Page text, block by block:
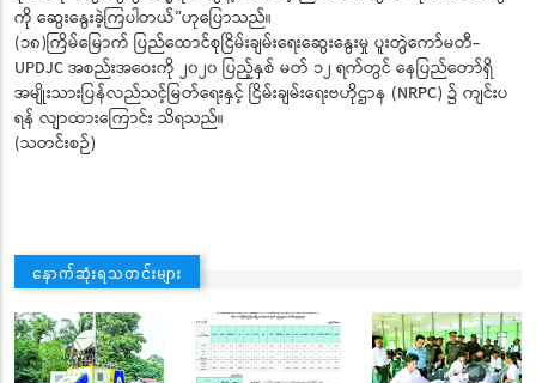
ကို ဆွေးနွေးခဲ့ကြပါတယ်”ဟုပြောသည်။
(၁၈)ကြိမ်မြောက် ပြည်ထောင်စုငြိမ်းချမ်းရေးဆွေးနွေးမှု ပူးတွဲကော်မတီ-
UPDJC အစည်းအဝေးကို ၂၀၂၀ ပြည့်နှစ် မတ် ၁၂ ရက်တွင် နေပြည်တော်ရှိ
အမျိုးသားပြန်လည်သင့်မြတ်ရေးနှင့် ငြိမ်းချမ်းရေးဗဟိုဌာန (NRPC) ၌ ကျင်းပ
ရန် လျာထားကြောင်း သိရသည်။
(သတင်းစဉ်)
နောက်ဆုံးရသတင်းများ